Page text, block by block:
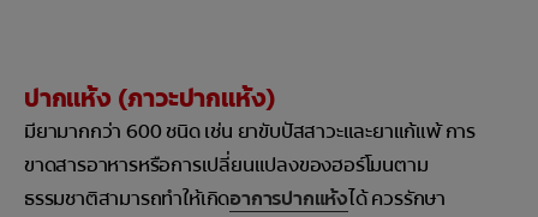
ปากแห้ง (ภาวะปากแห้ง)
มียามากกว่า 600 ชนิด เช่น ยาขับปัสสาวะและยาแก้แพ้ การ
ขาดสารอาหารหรือการเปลี่ยนแปลงของฮอร์โมนตาม
ธรรมชาติสามารถทำให้เกิดอาการปากแห้งได้ ควรรักษา